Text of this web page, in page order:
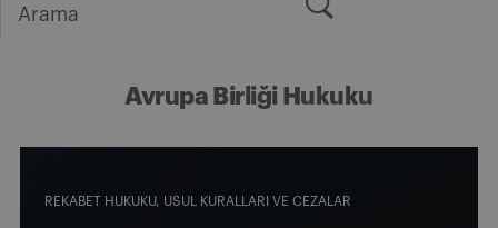
for:
Avrupa Birliği Hukuku
REKABET HUKUKU USUL KURALLARI VE CEZALAR